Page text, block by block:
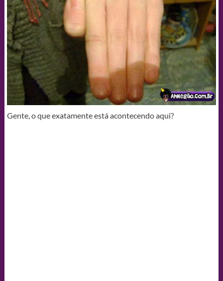
Gente, o que exatamente está acontecendo aqui?